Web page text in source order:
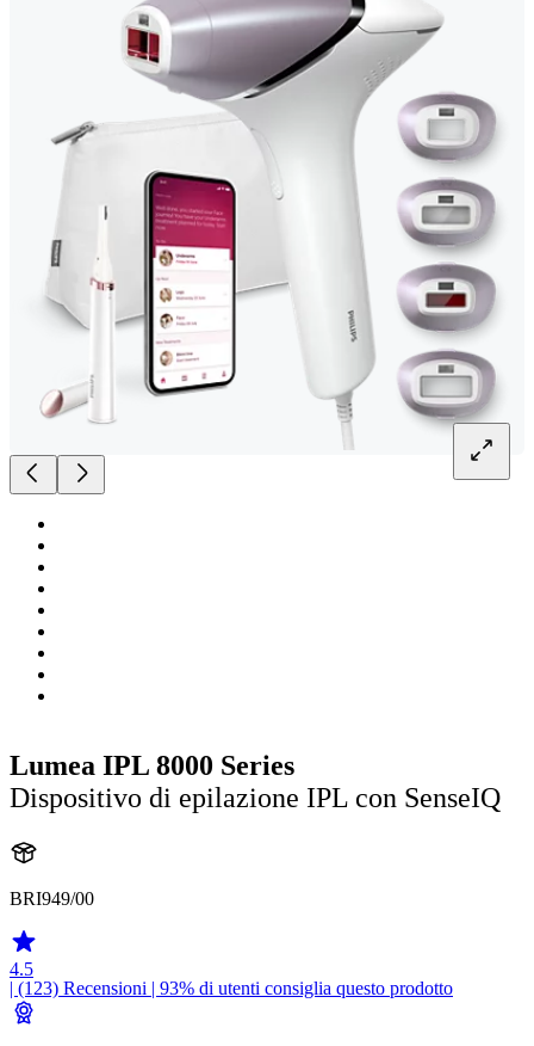
Lumea IPL 8000 Series
Dispositivo di epilazione IPL con SenseIQ
BRI949/00
4.5
| (123) Recensioni | 93% di utenti consiglia questo prodotto